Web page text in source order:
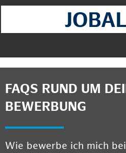
FAQS RUND UM
BEWERBUNG
Wie bewerbe ich mich